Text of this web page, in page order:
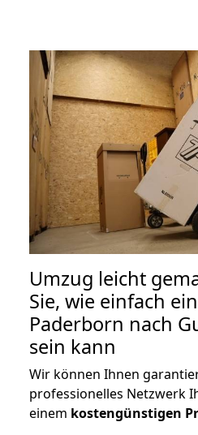
Umzug leicht
Sie, wie einfach
Paderborn nach
sein kann
Wir können Ihnen
professionelles Netzwerk
einem kostengünstigen